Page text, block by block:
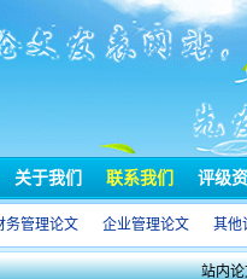
关于我们 联系我们 评级
务管理论文 企业管理论文 其他
站内